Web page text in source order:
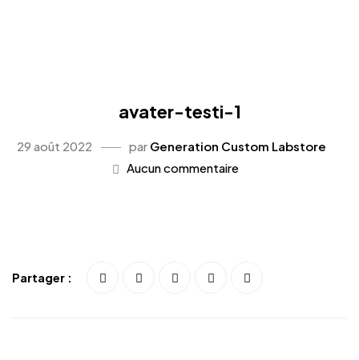
avater-testi-1
29 août 2022 par Generation Custom Labstore
Aucun commentaire
Partager :